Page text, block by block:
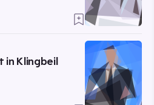
in Klingbeil